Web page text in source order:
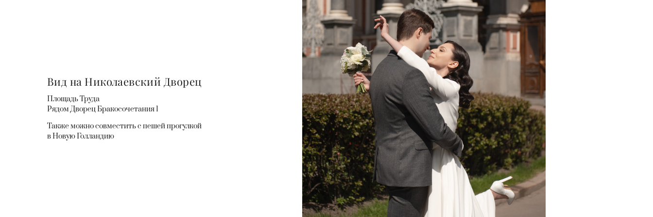
Вид на Николаевский Дворец
Площадь Труда
Рядом Дворец Бракосочетания 1
Также можно совместить с пешей прогулкой
в Новую Голландию